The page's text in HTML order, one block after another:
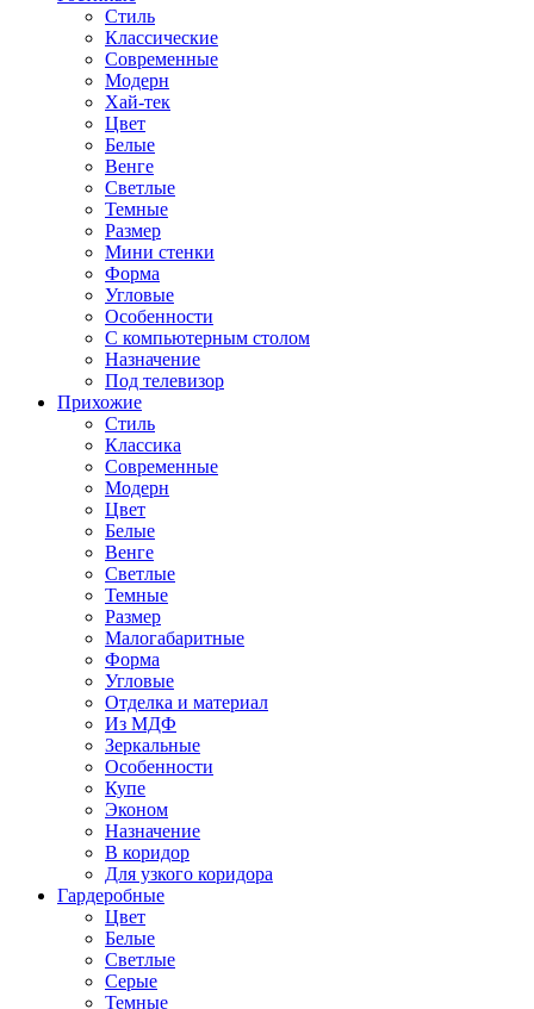
Стиль
Классические
Современные
Модерн
Хай-тек
Цвет
Белые
Венге
Светлые
Темные
Размер
Мини стенки
Форма
Угловые
Особенности
С компьютерным столом
Назначение
Под телевизор
Прихожие
Стиль
Классика
Современные
Модерн
Цвет
Белые
Венге
Светлые
Темные
Размер
Малогабаритные
Форма
Угловые
Отделка и материал
Из МДФ
Зеркальные
Особенности
Купе
Эконом
Назначение
В коридор
Для узкого коридора
Гардеробные
Цвет
Белые
Светлые
Серые
Темные